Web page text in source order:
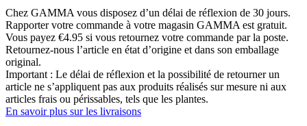
Chez GAMMA vous disposez d’un délai de réflexion de 30 jours.
Rapporter votre commande à votre magasin GAMMA est gratuit.
Vous payez €4.95 si vous retournez votre commande par la poste.
Retournez-nous l’article en état d’origine et dans son emballage
original.
Important : Le délai de réflexion et la possibilité de retourner un
article ne s’appliquent pas aux produits réalisés sur mesure ni aux
articles frais ou périssables, tels que les plantes.
En savoir plus sur les livraisons